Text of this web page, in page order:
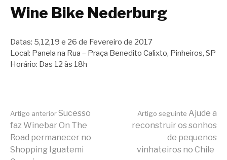
Wine Bike Nederburg
Datas: 5,12,19 e 26 de Fevereiro de 2017
Local: Panela na Rua – Praça Benedito Calixto, Pinheiros, SP
Horário: Das 12 às 18h
Continue
Artigo anteriorSucesso
faz Winebar On The
Road permanecer no
Shopping Iguatemi
Artigo seguinte Ajude a
reconstruir os sonhos
de pequenos
vinhateiros no Chile